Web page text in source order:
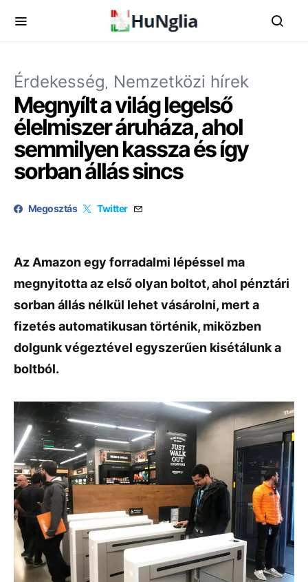
Érdekesség Nemzetközi hírek
Megnyílt a világ legelső
élelmiszer áruháza, ahol
semmilyen kassza és így
sorban állás sincs
Megosztás Twitter
Az Amazon egy forradalmi lépéssel ma
megnyitotta az első olyan boltot, ahol pénztári
sorban állás nélkül lehet vásárolni, mert a
fizetés automatikusan történik, miközben
dolgunk végeztével egyszerűen kisétálunk a
boltból.